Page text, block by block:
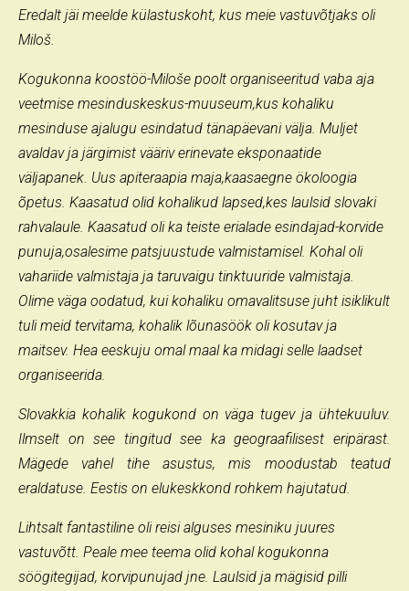
Eredalt jäi meelde külastuskoht, kus meie vastuvõtjaks oli
Miloš.
Kogukonna koostöö-Miloše poolt organiseeritud vaba aja
veetmise mesinduskeskus-muuseum,kus kohaliku
mesinduse ajalugu esindatud tänapäevani välja. Muljet
avaldav ja järgimist vääriv erinevate eksponaatide
väljapanek. Uus apiteraapia maja,kaasaegne ökoloogia
õpetus. Kaasatud olid kohalikud lapsed,kes laulsid slovaki
rahvalaule. Kaasatud oli ka teiste erialade esindajad-korvide
punuja,osalesime patsjuustude valmistamisel. Kohal oli
vahariide valmistaja ja taruvaigu tinktuuride valmistaja.
Olime väga oodatud, kui kohaliku omavalitsuse juht isiklikult
tuli meid tervitama, kohalik lõunasöök oli kosutav ja
maitsev. Hea eeskuju omal maal ka midagi selle laadset
organiseerida.
Slovakkia kohalik kogukond on väga tugev ja ühtekuuluv.
Ilmselt on see tingitud see ka geograafilisest eripärast.
Mägede vahel tihe asustus, mis moodustab teatud
eraldatuse. Eestis on elukeskkond rohkem hajutatud.
Lihtsalt fantastiline oli reisi alguses mesiniku juures
vastuvõtt. Peale mee teema olid kohal kogukonna
söögitegijad, korvipunujad jne. Laulsid ja mägisid pilli